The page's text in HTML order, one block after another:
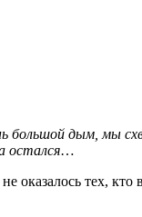
большой дым, мы
остался…
оказалось тех,